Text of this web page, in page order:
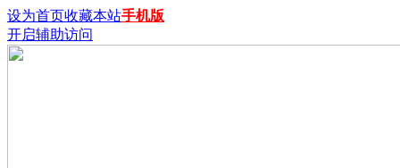
设为首页收藏本站手机版
开启辅助访问